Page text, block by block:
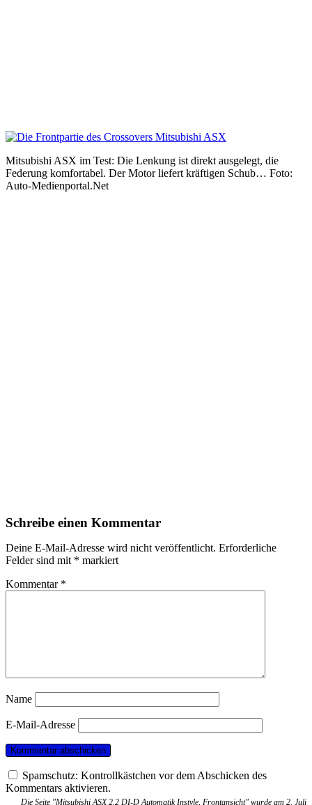
Mitsubishi ASX im Test: Die Lenkung ist direkt ausgelegt, die
Federung komfortabel. Der Motor liefert kräftigen Schub… Foto:
Auto-Medienportal.Net
Schreibe einen Kommentar
Deine E-Mail-Adresse wird nicht veröffentlicht. Erforderliche
Felder sind mit * markiert
Kommentar *
Name
E-Mail-Adresse
Spamschutz: Kontrollkästchen vor dem Abschicken des
Kommentars aktivieren.
Die Seite "Mitsubishi ASX 2.2 DI-D Automatik Instyle, Frontansicht" wurde am 2. Juli